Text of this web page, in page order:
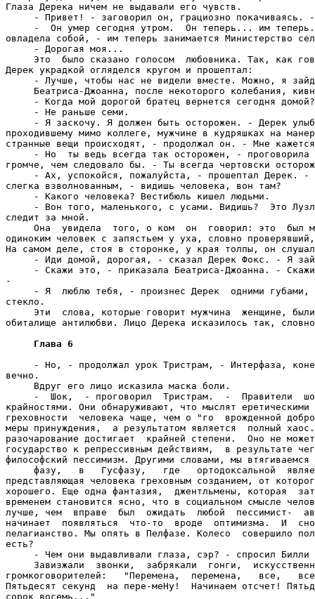
Глаза Дерека ничем не выдавали его чувств.
- Привет! - заговорил он, грациозно покачиваясь.
-  Он умер сегодня утром.  Он теперь... им
овладела собой, - им теперь занимается Министерство
     - Дорогая моя...
Это  было сказано голосом  любовника. Так, как
Дерек украдкой огляделся кругом и прошептал:
- Лучше, чтобы нас не видели вместе. Можно, я
Беатриса-Джоанна, после некоторого колебания,
- Когда мой дорогой братец вернется сегодня
     - Не раньше семи.
- Я заскочу. Я должен быть осторожен. - Дерек
проходившему мимо коллеге, мужчине в кудряшках на
странные вещи происходят, - продолжал он. - Мне
- Но  ты ведь всегда так осторожен, - проговорила
громче, чем следовало бы. - Ты всегда чертовски
- Ах, успокойся, пожалуйста, - прошептал Дерек. -
слегка взволнованным, - видишь человека, вон там?
     - Какого человека? Вестибюль кишел людьми.
- Вон того, маленького, с усами. Видишь?  Это
следит за мной.
Она  увидела  того, о ком  он  говорил: это  был
одиноким человек с запястьем у уха, словно
На самом деле, стоя в сторонке, у края толпы, он
- Иди домой, дорогая, - сказал Дерек Фокс. - Я
- Скажи это, - приказала Беатриса-Джоанна. -
-
- Я  люблю тебя, - произнес Дерек  одними губами,
стекло.
Эти  слова, которые говорит мужчина  женщине,
обиталище антилюбви. Лицо Дерека исказилось так,
Глава 6
- Но, - продолжал урок Тристрам, - Интерфаза,
вечно.
     Вдруг его лицо исказила маска боли.
-  Шок,  - проговорил  Тристрам.  -  Правители
крайностями. Они обнаруживают, что мыслят
греховности  человека чаще, чем о "го  врожденной
меры принуждения,  а результатом является  полный
разочарование достигает  крайней степени.  Оно не
государство к репрессивным действиям,  в результате
философский пессимизм. Другими словами, мы втягиваемся
фазу,   в   Гусфазу,   где   ортодоксальной
представляющая человека греховным созданием, от
хорошего. Еще одна фантазия,  джентльмены, которая
временем становится ясно, что в социальном смысле
лучше, чем  вправе  был  ожидать  любой  пессимист-
начинает  появляться  что-то  вроде  оптимизма.  И
пелагианство. Мы опять в Пелфазе. Колесо  совершило
есть?
- Чем они выдавливали глаза, сэр? - спросил Билли
Завизжали  звонки,  забрякали  гонги,
громкоговорителей:   "Перемена,  перемена,   все,
Пятьдесят секунд  на пере-меНу!  Начинаем отсчет!
сорок восемь..."